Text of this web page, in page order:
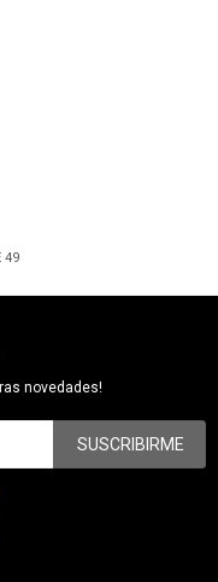
49
novedades!
SUSCRIBIRME